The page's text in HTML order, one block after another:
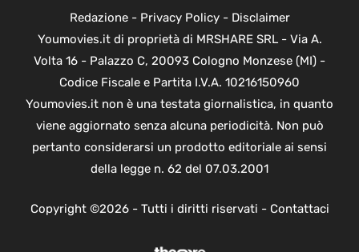
Redazione- Privacy Policy- Disclaimer
Youmovies.it di proprietà di MRSHARE SRL - Via A.
Volta 16 - Palazzo C, 20093 Cologno Monzese (MI) -
Codice Fiscale e Partita I.V.A. 10216150960
Youmovies.it non è una testata giornalistica, in quanto
viene aggiornato senza alcuna periodicità. Non può
pertanto considerarsi un prodotto editoriale ai sensi
della legge n. 62 del 07.03.2001
Copyright ©2026 - Tutti i diritti riservati - Contattaci